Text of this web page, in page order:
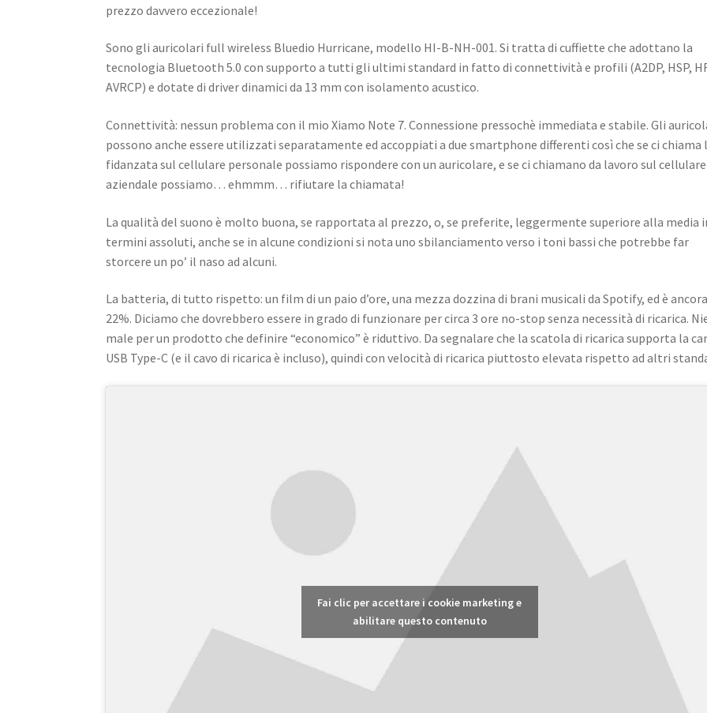
prezzo davvero eccezionale!
Sono gli auricolari full wireless Bluedio Hurricane, modello HI-B-NH-001. Si tratta di cuffiette che adottano la
tecnologia Bluetooth 5.0 con supporto a tutti gli ultimi standard in fatto di connettività e profili (A2DP, HSP,
AVRCP) e dotate di driver dinamici da 13 mm con isolamento acustico.
Connettività: nessun problema con il mio Xiamo Note 7. Connessione pressochè immediata e stabile. Gli
possono anche essere utilizzati separatamente ed accoppiati a due smartphone differenti così che se ci chiama
fidanzata sul cellulare personale possiamo rispondere con un auricolare, e se ci chiamano da lavoro sul cellulare
aziendale possiamo… ehmmm… rifiutare la chiamata!
La qualità del suono è molto buona, se rapportata al prezzo, o, se preferite, leggermente superiore alla media
termini assoluti, anche se in alcune condizioni si nota uno sbilanciamento verso i toni bassi che potrebbe far
storcere un po’ il naso ad alcuni.
La batteria, di tutto rispetto: un film di un paio d’ore, una mezza dozzina di brani musicali da Spotify, ed è
22%. Diciamo che dovrebbero essere in grado di funzionare per circa 3 ore no-stop senza necessità di ricarica.
male per un prodotto che definire “economico” è riduttivo. Da segnalare che la scatola di ricarica supporta la
USB Type-C (e il cavo di ricarica è incluso), quindi con velocità di ricarica piuttosto elevata rispetto ad altri
Fai clic per accettare i cookie marketing e
abilitare questo contenuto